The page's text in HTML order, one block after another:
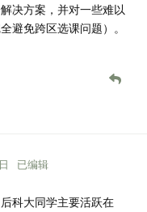
决方案，并对一些难以
避免跨区选课问题）。
已编辑
科大同学主要活跃在